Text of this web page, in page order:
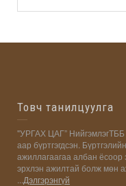
Товч танилцуулга
"УРГАХ ЦАГ”
аар бүртгэгдсэн.
ажиллагаагаа албан
эрхлэн ажилтай болж мөн
...Дэлгэрэнгүй